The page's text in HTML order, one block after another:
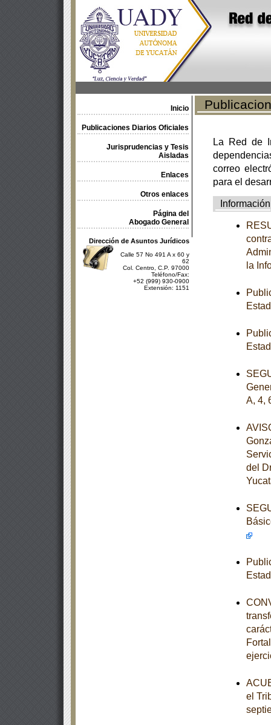
Inicio
Publicaciones Diarios Oficiales
Jurisprudencias y Tesis
Aisladas
Enlaces
Otros enlaces
Página del
Abogado General
Dirección de Asuntos Jurídicos
Calle 57 No 491 A x 60 y
62
Col. Centro, C.P. 97000
Teléfono/Fax:
+52 (999) 930-0900
Extensión: 1151
La Red de
correo
para el
Información
la
A, 4,
del
el